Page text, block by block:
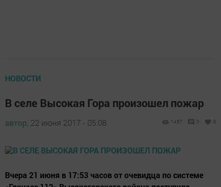
НОВОСТИ
В селе Высокая Гора произошел пожар
автор, 22 июня 2017 - 05:08 1457 0 0
Вчера 21 июня в 17:53 часов от очевидца по системе